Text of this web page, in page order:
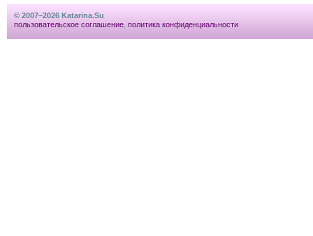
© 2007–2026 Katarina.Su
пользовательское соглашение политика конфиденциальности